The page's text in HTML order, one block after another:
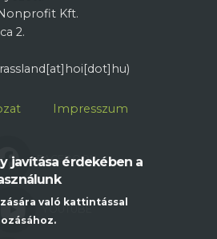
Kft.
2.
Impresszum
FACEBOOK
YOUTUBE
javítása érdekében a
való kattintással